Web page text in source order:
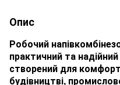
Опис
Робочий
практичний та
створений для
будівництві,